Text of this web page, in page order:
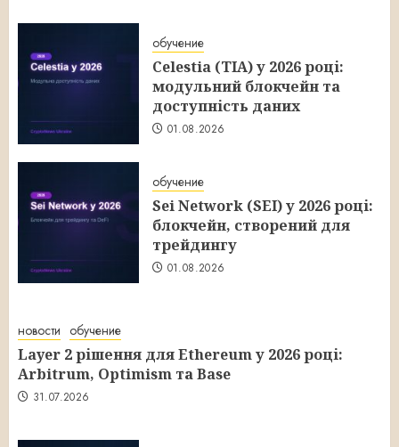
обучение
Celestia (TIA) у 2026 році:
модульний блокчейн та
доступність даних
01.08.2026
обучение
Sei Network (SEI) у 2026 році:
блокчейн, створений для
трейдингу
01.08.2026
новости обучение
Layer 2 рішення для Ethereum у 2026 році:
Arbitrum, Optimism та Base
31.07.2026